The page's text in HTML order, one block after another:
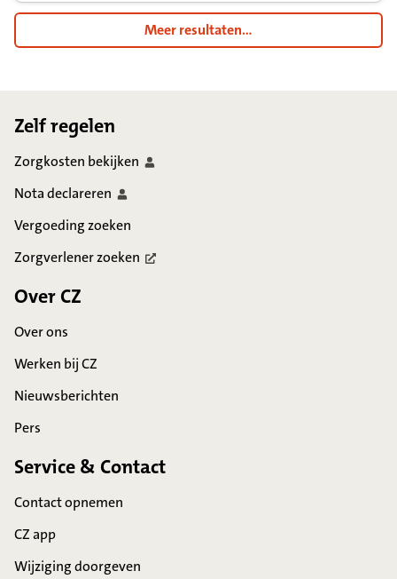
Meer resultaten...
Zelf regelen
Zorgkosten bekijken
Notadeclareren
Vergoeding zoeken
Zorgverlenerzoeken
Over CZ
Over ons
Werken bij CZ
Nieuwsberichten
Pers
Service & Contact
Contact opnemen
CZ app
Wijziging doorgeven